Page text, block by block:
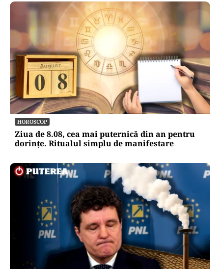
HOROSCOP
Ziua de 8.08, cea mai puternică din an pentru
dorințe. Ritualul simplu de manifestare